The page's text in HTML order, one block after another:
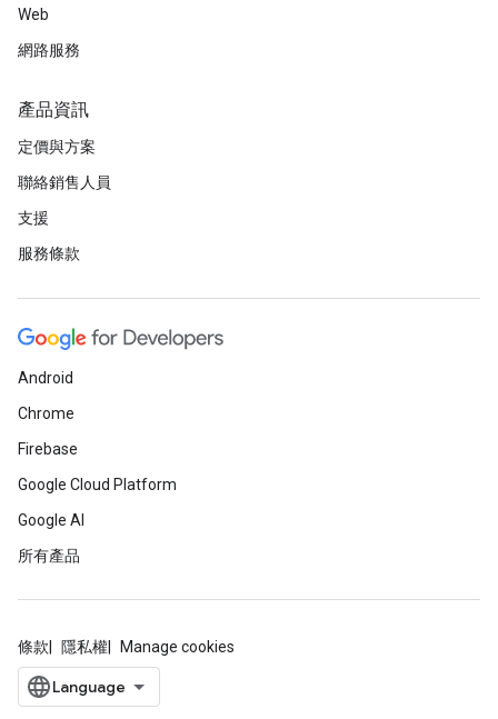
Web
網路服務
產品資訊
定價與方案
聯絡銷售人員
支援
服務條款
Android
Chrome
Firebase
Google Cloud Platform
Google AI
所有產品
條款 隱私權 Manage cookies